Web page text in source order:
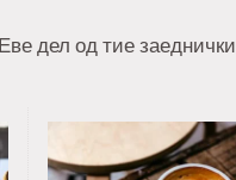
дел од тие заеднички